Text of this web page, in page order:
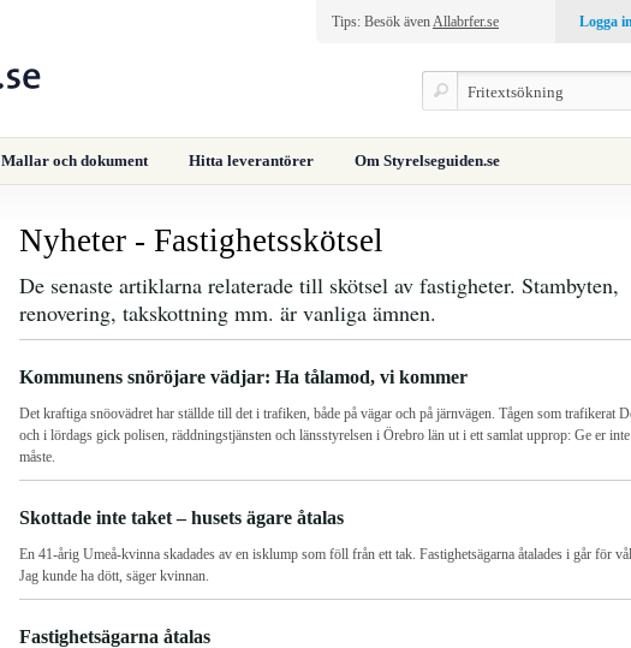
Tips: Besök ävenAllabrfer.se Logga
Mallar och dokument Hitta leverantörer Om Styrelseguiden.se
Nyheter - Fastighetsskötsel
De senaste artiklarna relaterade till skötsel av fastigheter. Stambyten,
renovering, takskottning mm. är vanliga ämnen.
Kommunens snöröjare vädjar: Ha tålamod, vi kommer
Det kraftiga snöovädret har ställde till det i trafiken, både på vägar och på järnvägen. Tågen som trafikerat
och i lördags gick polisen, räddningstjänsten och länsstyrelsen i Örebro län ut i ett samlat upprop: Ge er
måste.
Skottade inte taket – husets ägare åtalas
En 41-årig Umeå-kvinna skadades av en isklump som föll från ett tak. Fastighetsägarna åtalades i går för
Jag kunde ha dött, säger kvinnan.
Fastighetsägarna åtalas